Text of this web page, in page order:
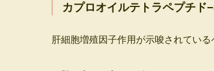
カプロオイルテトラペプチド
肝細胞増殖因子作用が示唆されてい